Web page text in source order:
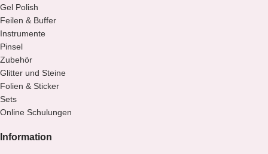
Gel Polish
Feilen & Buffer
Instrumente
Pinsel
Zubehör
Glitter und Steine
Folien & Sticker
Sets
Online Schulungen
Information